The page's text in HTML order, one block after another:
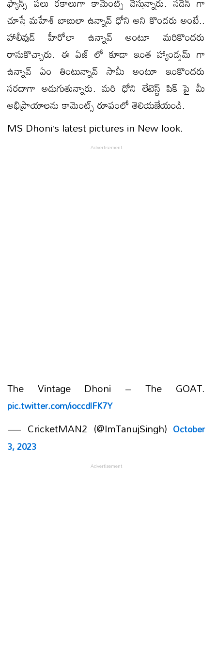
చూస్తే మహేశ్ బాబులా ఉన్నావ్ ధోని అని కొందరు అంటే..
హాలీవుడ్ హీరోలా ఉన్నావ్ అంటూ మరికొందరు
రాసుకొచ్చారు. ఈ ఏజ్ లో కూడా ఇంత హ్యాండ్సమ్ గా
ఉన్నావ్ ఏం తింటున్నావ్ సామీ అంటూ ఇంకొందరు
సరదాగా అడుగుతున్నారు. మరి ధోని లేటెస్ట్ పిక్ పై మీ
అభిప్రాయాలను కామెంట్స్ రూపంలో తెలియజేయండి.
MS Dhoni’s latest pictures in New look.
The Vintage Dhoni – The GOAT.
pic.twitter.com/ioccdlFK7Y
— CricketMAN2 (@ImTanujSingh) October
3, 2023